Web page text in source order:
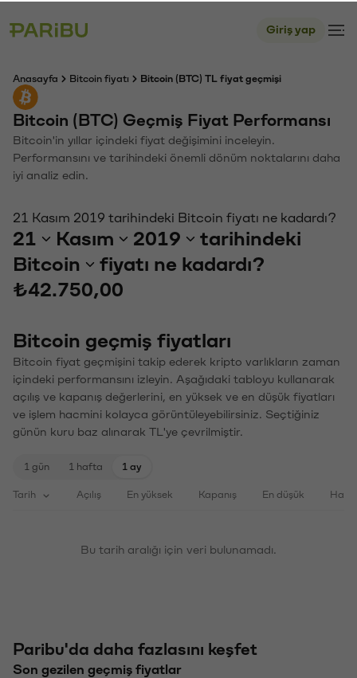
Giriş yap
Anasayfa Bitcoin fiyatı Bitcoin (BTC) TL fiyat geçmişi
Bitcoin (BTC) Geçmiş Fiyat Performansı
Bitcoin'in yıllar içindeki fiyat değişimini inceleyin.
Performansını ve tarihindeki önemli dönüm noktalarını daha
iyi analiz edin.
21 Kasım 2019 tarihindeki Bitcoin fiyatı ne kadardı?
21 Kasım 2019
tarihindeki
Bitcoin
fiyatı ne kadardı?
₺42.750,00
Bitcoin geçmiş fiyatları
Bitcoin fiyat geçmişini takip ederek kripto varlıkların zaman
içindeki performansını izleyin. Aşağıdaki tabloyu kullanarak
açılış ve kapanış değerlerini, en yüksek ve en düşük fiyatları
ve işlem hacmini kolayca görüntüleyebilirsiniz. Seçtiğiniz
günün kuru baz alınarak TL'ye çevrilmiştir.
1 gün 1 hafta 1 ay
Tarih Açılış En yüksek Kapanış En düşük
Bu tarih aralığı için veri bulunamadı.
Paribu'da daha fazlasını keşfet
Son gezilen geçmiş fiyatlar